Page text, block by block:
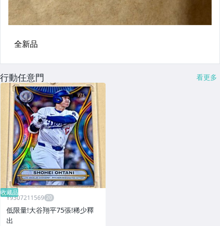
行動任意門 看更多
收藏品
Y9307211569
低限量!大谷翔平75張!稀少釋
出